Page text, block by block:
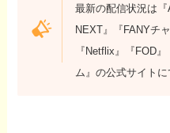
最新の配信状況は
NEXT』『FANYチ
『Netflix』『FOD
ム』の公式サイトに